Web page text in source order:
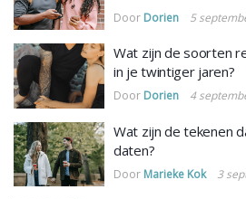
Door Dorien 5
Wat zijn de soorten
in je twintiger jaren?
Door Dorien 4
Wat zijn de tekenen
daten?
Door Marieke Kok 3